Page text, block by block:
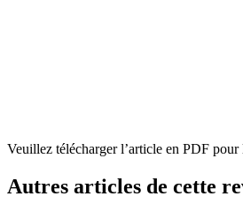
Veuillez télécharger l’article en PDF pour
Autres articles de cette